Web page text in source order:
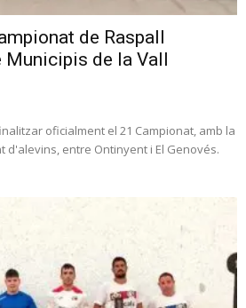
de Raspall
de la Vall
oficialment el 21 Campionat, amb la
entre Ontinyent i El Genovés.